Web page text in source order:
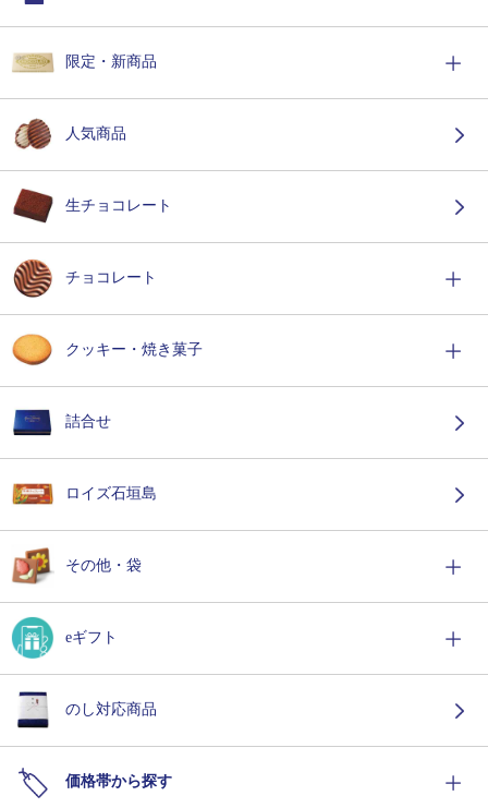
限定・新商品
人気商品
生チョコレート
チョコレート
クッキー・焼き菓子
詰合せ
ロイズ石垣島
その他・袋
eギフト
のし対応商品
価格帯から探す